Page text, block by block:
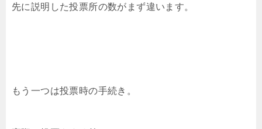
先に説明した投票所の数がまず違います。
もう一つは投票時の手続き。